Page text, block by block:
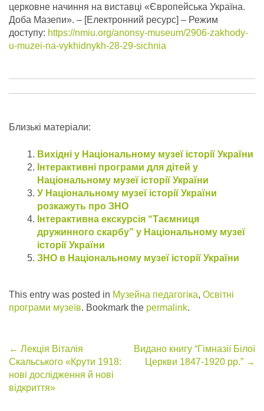
церковне начиння на виставці «Європейська Україна.
Доба Мазепи». – [Електронний ресурс] – Режим
доступу: https://nmiu.org/anonsy-museum/2906-zakhody-
u-muzei-na-vykhidnykh-28-29-sichnia
Близькі матеріали:
Вихідні у Національному музеї історії України
Інтерактивні програми для дітей у
Національному музеї історії України
У Національному музеї історії України
розкажуть про ЗНО
Інтерактивна екскурсія “Таємниця
дружинного скарбу” у Національному музеї
історії України
ЗНО в Національному музеї історії України
This entry was posted in Музейна педагогіка, Освітні
програми музеїв. Bookmark the permalink.
Post
navigation
← Лекція Віталія
Скальського «Крути 1918:
нові дослідження й нові
відкриття»
Видано книгу “Гімназії Білої
Церкви 1847-1920 рр.” →